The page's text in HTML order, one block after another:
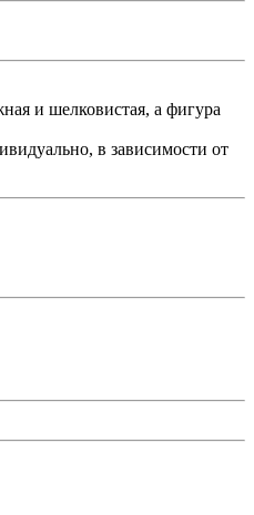
и шелковистая, а фигура
в зависимости от